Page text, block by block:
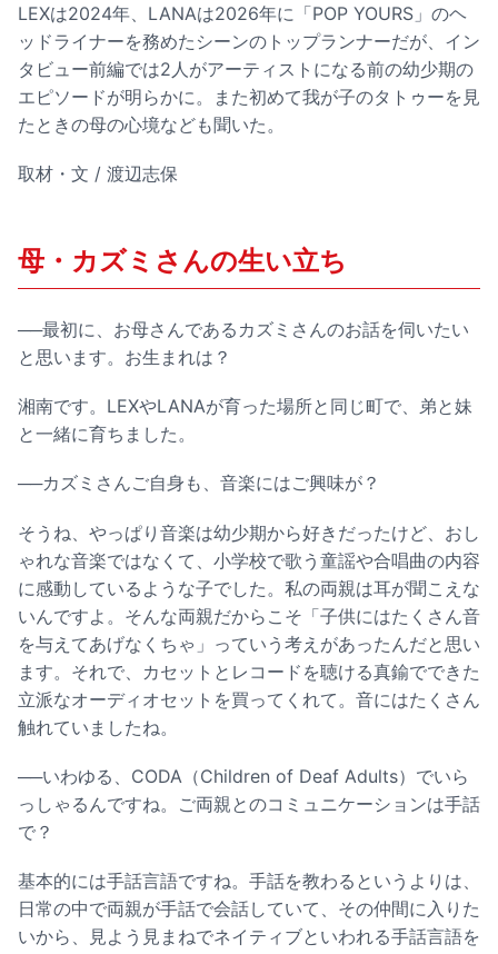
LEXは2024年、LANAは2026年に「POP YOURS」のヘ
ッドライナーを務めたシーンのトップランナーだが、イン
タビュー前編では2人がアーティストになる前の幼少期の
エピソードが明らかに。また初めて我が子のタトゥーを見
たときの母の心境なども聞いた。
取材・文 / 渡辺志保
母・カズミさんの生い立ち
──最初に、お母さんであるカズミさんのお話を伺いたい
と思います。お生まれは？
湘南です。LEXやLANAが育った場所と同じ町で、弟と妹
と一緒に育ちました。
──カズミさんご自身も、音楽にはご興味が？
そうね、やっぱり音楽は幼少期から好きだったけど、おし
ゃれな音楽ではなくて、小学校で歌う童謡や合唱曲の内容
に感動しているような子でした。私の両親は耳が聞こえな
いんですよ。そんな両親だからこそ「子供にはたくさん音
を与えてあげなくちゃ」っていう考えがあったんだと思い
ます。それで、カセットとレコードを聴ける真鍮でできた
立派なオーディオセットを買ってくれて。音にはたくさん
触れていましたね。
──いわゆる、CODA（Children of Deaf Adults）でいら
っしゃるんですね。ご両親とのコミュニケーションは手話
で？
基本的には手話言語ですね。手話を教わるというよりは、
日常の中で両親が手話で会話していて、その仲間に入りた
いから、見よう見まねでネイティブといわれる手話言語を